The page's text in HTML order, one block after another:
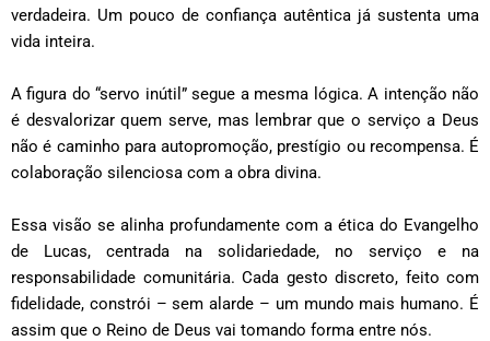
verdadeira. Um pouco de confiança autêntica já sustenta uma
vida inteira.
A figura do “servo inútil” segue a mesma lógica. A intenção não
é desvalorizar quem serve, mas lembrar que o serviço a Deus
não é caminho para autopromoção, prestígio ou recompensa. É
colaboração silenciosa com a obra divina.
Essa visão se alinha profundamente com a ética do Evangelho
de Lucas, centrada na solidariedade, no serviço e na
responsabilidade comunitária. Cada gesto discreto, feito com
fidelidade, constrói – sem alarde – um mundo mais humano. É
assim que o Reino de Deus vai tomando forma entre nós.